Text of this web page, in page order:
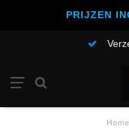
PRIJZEN
Home